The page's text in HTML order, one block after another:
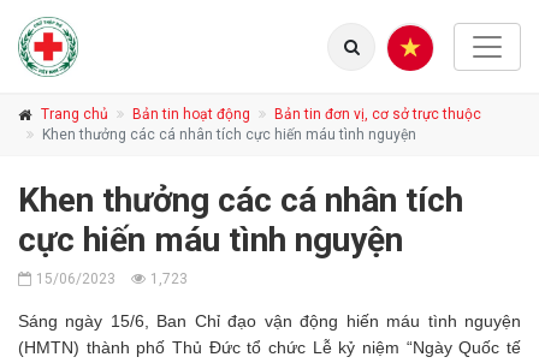
Trang chủ Bản tin hoạt động
Bản tin đơn vị, cơ sở trực thuộc
Khen thưởng các cá nhân tích cực hiến máu tình nguyện
Khen thưởng các cá nhân tích
cực hiến máu tình nguyện
15/06/2023 1,723
Sáng ngày 15/6, Ban Chỉ đạo vận động hiến máu tình nguyện
(HMTN) thành phố Thủ Đức tổ chức Lễ kỷ niệm “Ngày Quốc tế